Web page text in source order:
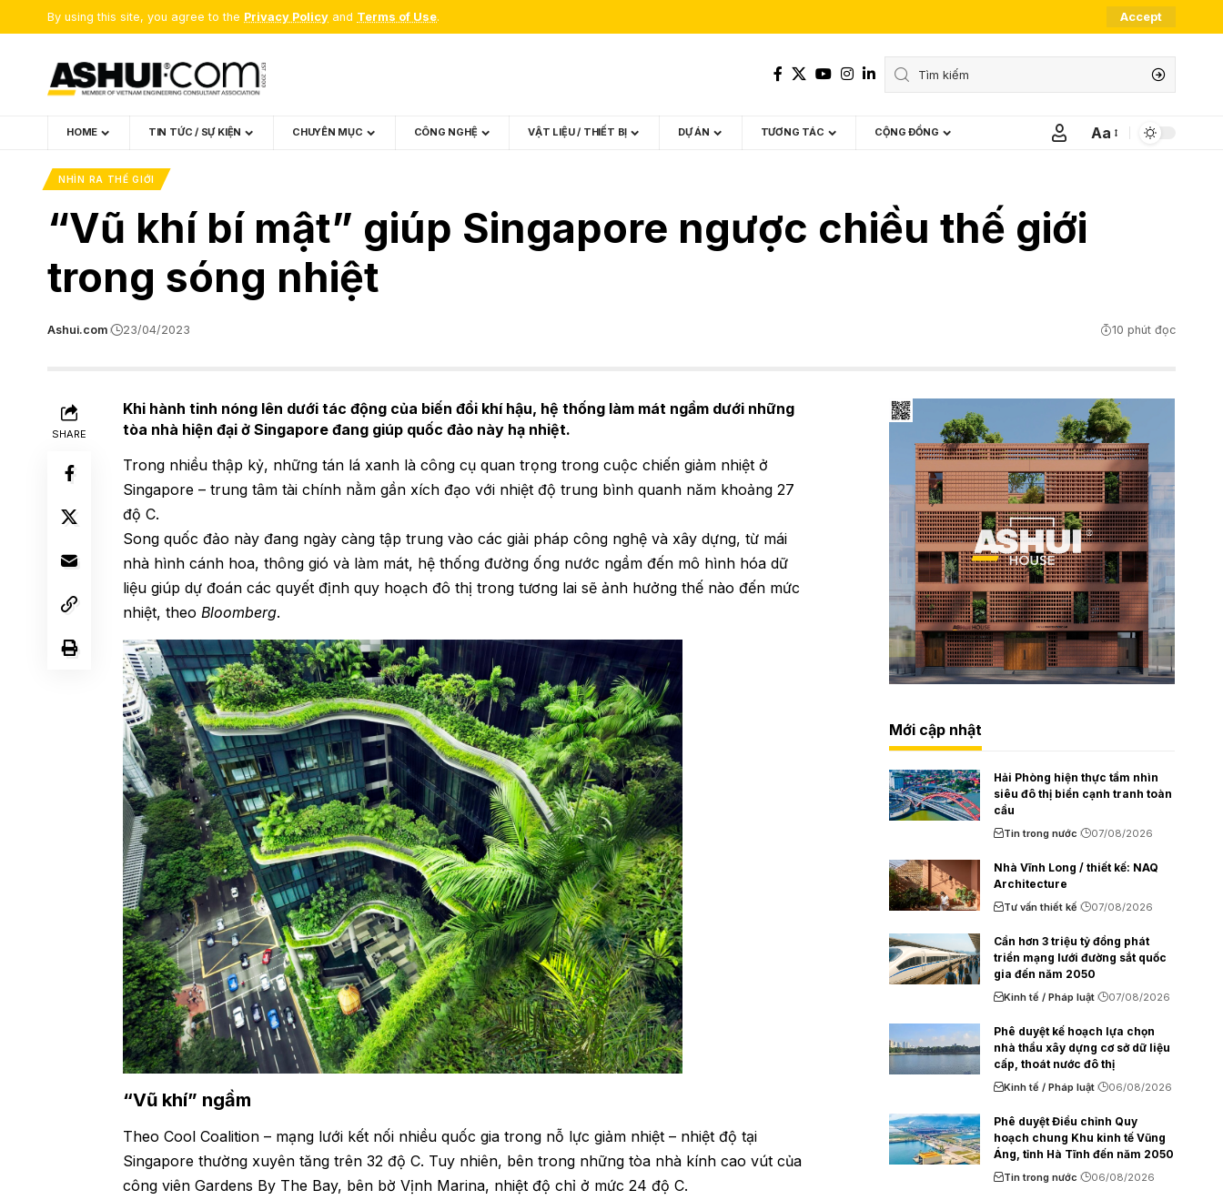
By using this site, you agree to the Privacy Policy and Terms of Use. Accept
HOME TIN TỨC / SỰ KIỆN CHUYÊN MỤC CÔNG NGHỆ VẬT LIỆU / THIẾT BỊ DỰ ÁN TƯƠNG TÁC CỘNG ĐỒNG
Font
Aa
NHÌN RA THẾ GIỚI
“Vũ khí bí mật” giúp Singapore ngược chiều thế giới
trong sóng nhiệt
Ashui.com 23/04/2023 10 phút đọc
SHARE
Khi hành tinh nóng lên dưới tác động của biến đổi khí hậu, hệ thống làm mát ngầm dưới những
tòa nhà hiện đại ở Singapore đang giúp quốc đảo này hạ nhiệt.
Trong nhiều thập kỷ, những tán lá xanh là công cụ quan trọng trong cuộc chiến giảm nhiệt ở
Singapore – trung tâm tài chính nằm gần xích đạo với nhiệt độ trung bình quanh năm khoảng 27
độ C.
Song quốc đảo này đang ngày càng tập trung vào các giải pháp công nghệ và xây dựng, từ mái
nhà hình cánh hoa, thông gió và làm mát, hệ thống đường ống nước ngầm đến mô hình hóa dữ
liệu giúp dự đoán các quyết định quy hoạch đô thị trong tương lai sẽ ảnh hưởng thế nào đến mức
nhiệt, theo Bloomberg.
“Vũ khí” ngầm
Theo Cool Coalition – mạng lưới kết nối nhiều quốc gia trong nỗ lực giảm nhiệt – nhiệt độ tại
Singapore thường xuyên tăng trên 32 độ C. Tuy nhiên, bên trong những tòa nhà kính cao vút của
công viên Gardens By The Bay, bên bờ Vịnh Marina, nhiệt độ chỉ ở mức 24 độ C.
Mới cập nhật
Hải Phòng hiện thực tầm nhìn
siêu đô thị biển cạnh tranh toàn
cầu
Tin trong nước 07/08/2026
Nhà Vĩnh Long / thiết kế: NAQ
Architecture
Tư vấn thiết kế 07/08/2026
Cần hơn 3 triệu tỷ đồng phát
triển mạng lưới đường sắt quốc
gia đến năm 2050
Kinh tế / Pháp luật 07/08/2026
Phê duyệt kế hoạch lựa chọn
nhà thầu xây dựng cơ sở dữ liệu
cấp, thoát nước đô thị
Kinh tế / Pháp luật 06/08/2026
Phê duyệt Điều chỉnh Quy
hoạch chung Khu kinh tế Vũng
Áng, tỉnh Hà Tĩnh đến năm 2050
Tin trong nước 06/08/2026